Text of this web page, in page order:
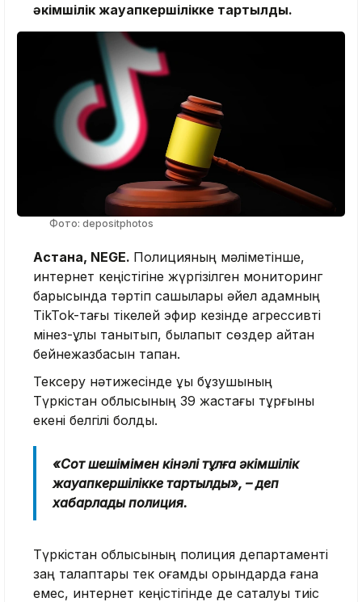
әкімшілік жауапкершілікке тартылды.
Фото: depositphotos
Астана, NEGE. Полицияның мәліметінше,
интернет кеңістігіне жүргізілген мониторинг
барысында тәртіп сақшылары әйел адамның
TikTok-тағы тікелей эфир кезінде агрессивті
мінез-құлық танытып, былапыт сөздер айтқан
бейнежазбасын тапқан.
Тексеру нәтижесінде құқық бұзушының
Түркістан облысының 39 жастағы тұрғыны
екені белгілі болды.
«Сот шешімімен кінәлі тұлға әкімшілік
жауапкершілікке тартылды», – деп
хабарлады полиция.
Түркістан облысының полиция департаменті
заң талаптары тек қоғамдық орындарда ғана
емес, интернет кеңістігінде де сақталуы тиіс